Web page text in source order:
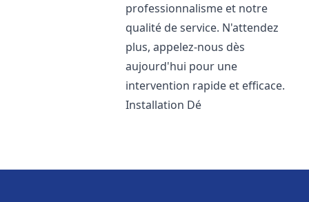
professionnalisme et notre
qualité de service. N'attendez
plus, appelez-nous dès
aujourd'hui pour une
intervention rapide et efficace.
Installation Dé